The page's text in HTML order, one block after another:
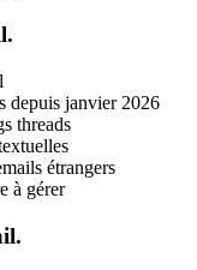
depuis janvier 2026
threads
étrangers
à gérer